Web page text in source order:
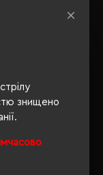
знищено